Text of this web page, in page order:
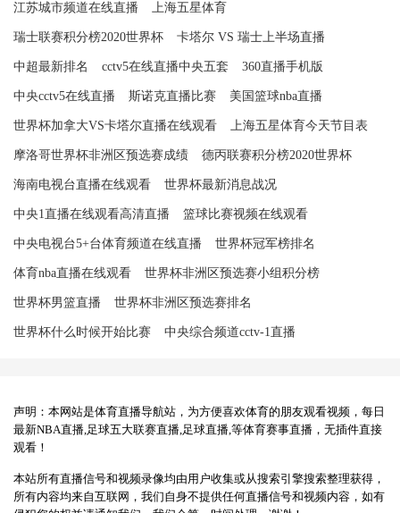
江苏城市频道在线直播 上海五星体育
瑞士联赛积分榜2020世界杯 卡塔尔 VS 瑞士上半场直播
中超最新排名 cctv5在线直播中央五套 360直播手机版
中央cctv5在线直播 斯诺克直播比赛 美国篮球nba直播
世界杯加拿大VS卡塔尔直播在线观看 上海五星体育今天节目表
摩洛哥世界杯非洲区预选赛成绩 德丙联赛积分榜2020世界杯
海南电视台直播在线观看 世界杯最新消息战况
中央1直播在线观看高清直播 篮球比赛视频在线观看
中央电视台5+台体育频道在线直播 世界杯冠军榜排名
体育nba直播在线观看 世界杯非洲区预选赛小组积分榜
世界杯男篮直播 世界杯非洲区预选赛排名
世界杯什么时候开始比赛 中央综合频道cctv-1直播
声明：本网站是体育直播导航站，为方便喜欢体育的朋友观看视频，每日
最新NBA直播,足球五大联赛直播,足球直播,等体育赛事直播，无插件直接
观看！
本站所有直播信号和视频录像均由用户收集或从搜索引擎搜索整理获得，
所有内容均来自互联网，我们自身不提供任何直播信号和视频内容，如有